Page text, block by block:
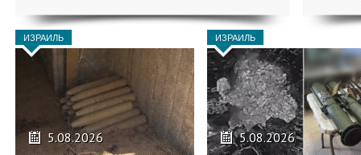
ИЗРАИЛЬ
5.08.2026
ИЗРАИЛЬ
5.08.2026